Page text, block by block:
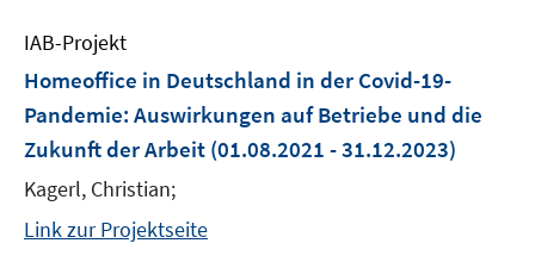
IAB-Projekt
Homeoffice in Deutschland in der Covid-19-
Pandemie: Auswirkungen auf Betriebe und die
Zukunft der Arbeit (01.08.2021 - 31.12.2023)
Kagerl, Christian;
Link zur Projektseite